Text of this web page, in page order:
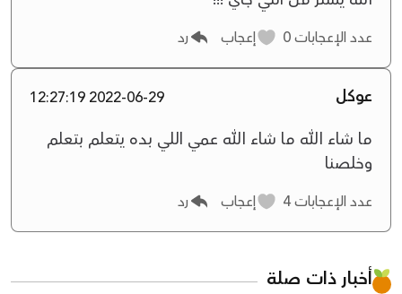
عدد الإعجابات إعجاب رد
عوكل 2022-06-29 12:27:19
ما شاء الله ما شاء الله عمي اللي بده يتعلم بتعلم
وخلصنا
عدد الإعجابات إعجاب رد
أخبار ذات صلة